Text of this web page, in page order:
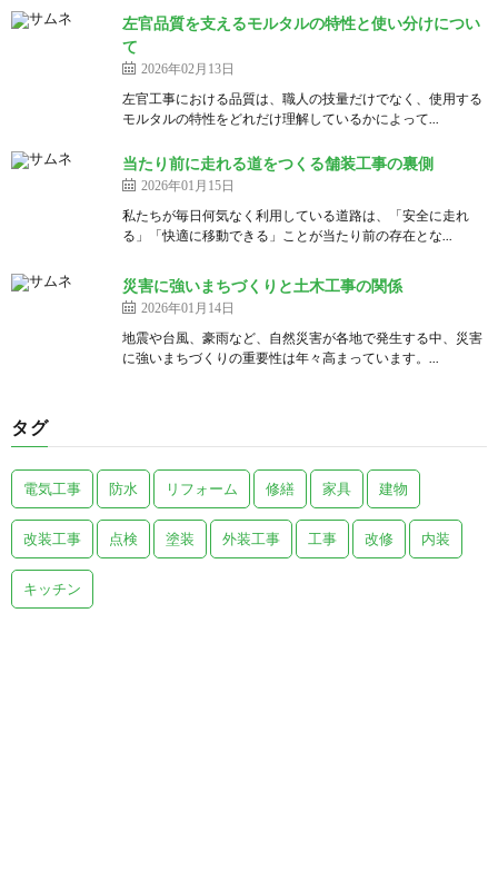
左官品質を支えるモルタルの特性と使い分けについ
て
2026年02月13日
左官工事における品質は、職人の技量だけでなく、使用する
モルタルの特性をどれだけ理解しているかによって...
当たり前に走れる道をつくる舗装工事の裏側
2026年01月15日
私たちが毎日何気なく利用している道路は、「安全に走れ
る」「快適に移動できる」ことが当たり前の存在とな...
災害に強いまちづくりと土木工事の関係
2026年01月14日
地震や台風、豪雨など、自然災害が各地で発生する中、災害
に強いまちづくりの重要性は年々高まっています。...
タグ
電気工事 防水 リフォーム 修繕 家具 建物
改装工事 点検 塗装 外装工事 工事 改修 内装
キッチン